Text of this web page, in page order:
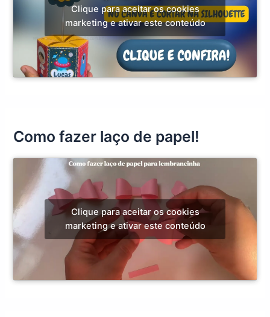
Clique para aceitar os cookies
marketing e ativar este conteúdo
Como fazer laço de papel!
Clique para aceitar os cookies
marketing e ativar este conteúdo